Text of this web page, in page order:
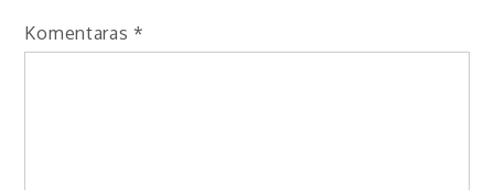
Komentaras *